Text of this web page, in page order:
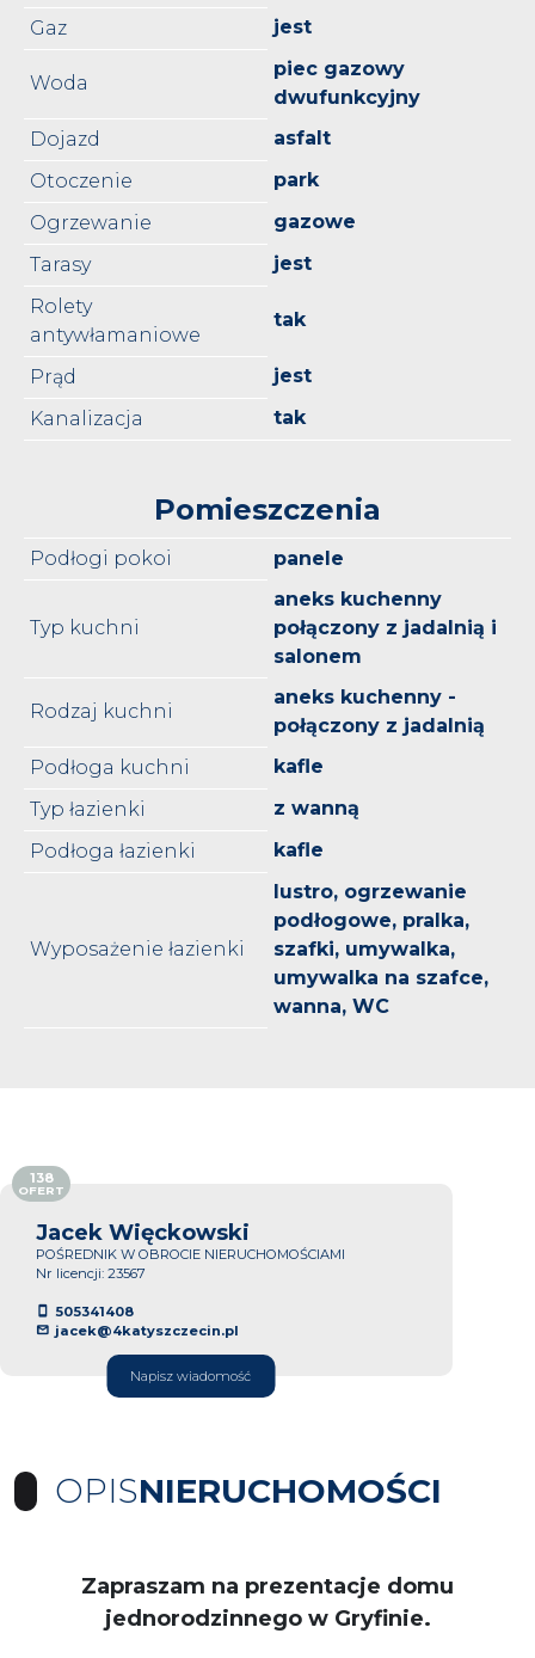
Gaz
jest
Woda
piec gazowy
dwufunkcyjny
Dojazd
asfalt
Otoczenie
park
Ogrzewanie
gazowe
Tarasy
jest
Rolety
antywłamaniowe
tak
Prąd
jest
Kanalizacja
tak
Pomieszczenia
Podłogi pokoi panele
Typ kuchni
aneks kuchenny
połączony z jadalnią i
salonem
Rodzaj kuchni
aneks kuchenny -
połączony z jadalnią
Podłoga kuchni
kafle
Typ łazienki
z wanną
Podłoga łazienki
kafle
Wyposażenie łazienki
lustro, ogrzewanie
podłogowe, pralka,
szafki, umywalka,
umywalka na szafce,
wanna, WC
Jacek Więckowski
POŚREDNIK W OBROCIE NIERUCHOMOŚCIAMI
Nr licencji: 23567
505341408
jacek@4katyszczecin.pl
Napisz wiadomość
138
OFERT
OPISNIERUCHOMOŚCI
Zapraszam na prezentacje domu
jednorodzinnego w Gryfinie.